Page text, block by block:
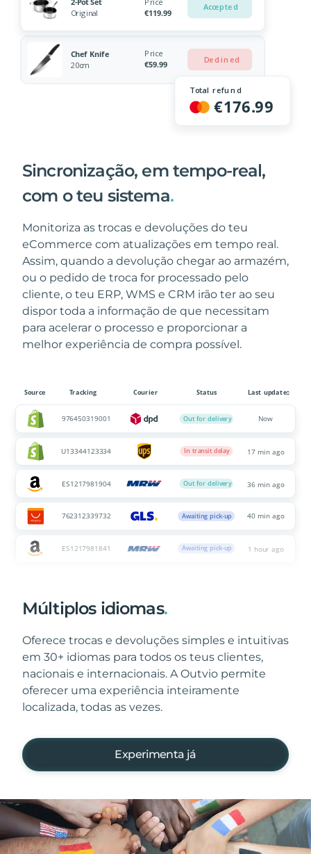
Sincronização, em tempo-real,
com o teu sistema.
Monitoriza as trocas e devoluções do teu
eCommerce com atualizações em tempo real.
Assim, quando a devolução chegar ao armazém,
ou o pedido de troca for processado pelo
cliente, o teu ERP, WMS e CRM irão ter ao seu
dispor toda a informação de que necessitam
para acelerar o processo e proporcionar a
melhor experiência de compra possível.
Múltiplos idiomas.
Oferece trocas e devoluções simples e intuitivas
em 30+ idiomas para todos os teus clientes,
nacionais e internacionais. A Outvio permite
oferecer uma experiência inteiramente
localizada, todas as vezes.
Experimenta já